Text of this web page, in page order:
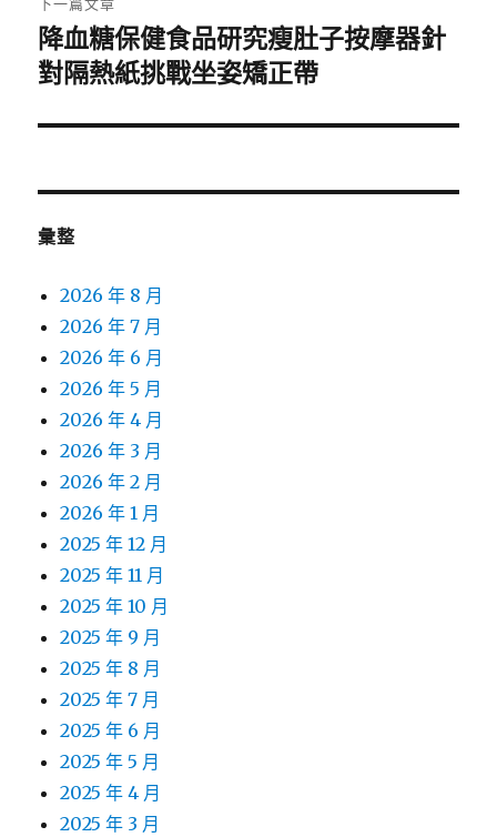
下
一
文
降血糖保健食品研究瘦肚子按摩器針
對隔熱紙挑戰坐姿矯正帶
彙整
2026 年 8 月
2026 年 7 月
2026 年 6 月
2026 年 5 月
2026 年 4 月
2026 年 3 月
2026 年 2 月
2026 年 1 月
2025 年 12 月
2025 年 11 月
2025 年 10 月
2025 年 9 月
2025 年 8 月
2025 年 7 月
2025 年 6 月
2025 年 5 月
2025 年 4 月
2025 年 3 月